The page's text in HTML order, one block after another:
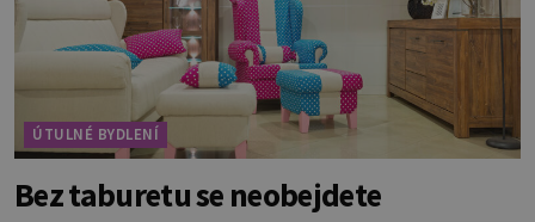
ÚTULNÉ BYDLENÍ
Bez taburetu se neobejdete